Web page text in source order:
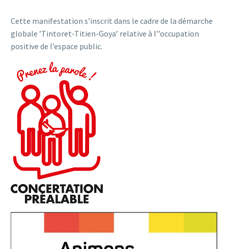
Cette manifestation s’inscrit dans le cadre de la démarche
globale ’Tintoret-Titien-Goya’ relative à l’’occupation
positive de l’espace public.